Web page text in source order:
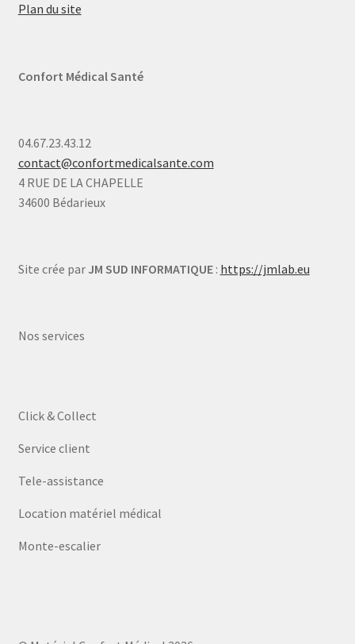
Plan du site
Confort Médical Santé
04.67.23.43.12
contact@confortmedicalsante.com
4 RUE DE LA CHAPELLE
34600 Bédarieux
Site crée par JM SUD INFORMATIQUE: https://jmlab.eu
Nos services
Click & Collect
Service client
Tele-assistance
Location matériel médical
Monte-escalier